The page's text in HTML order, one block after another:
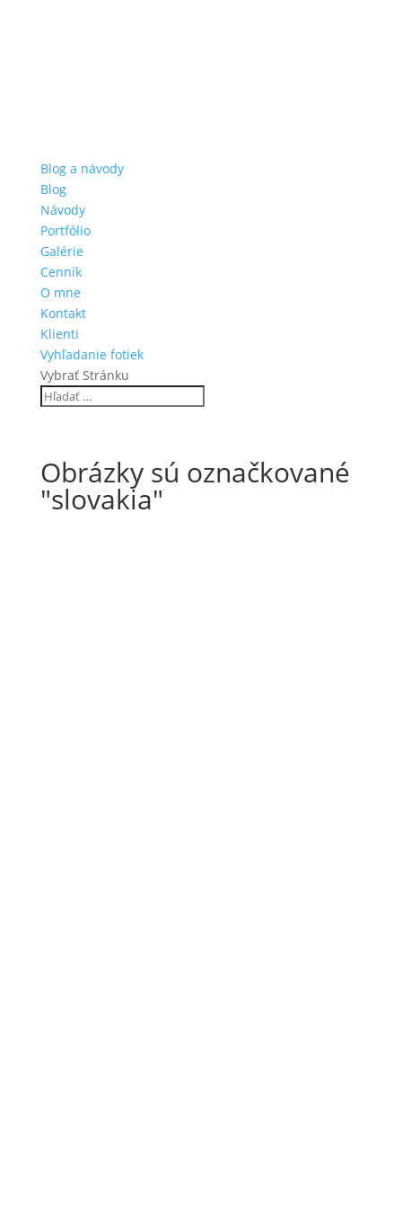
Blog a návody
Blog
Návody
Portfólio
Galérie
Cenník
O mne
Kontakt
Klienti
Vyhľadanie fotiek
Vybrať Stránku
Obrázky sú označkované
"slovakia"